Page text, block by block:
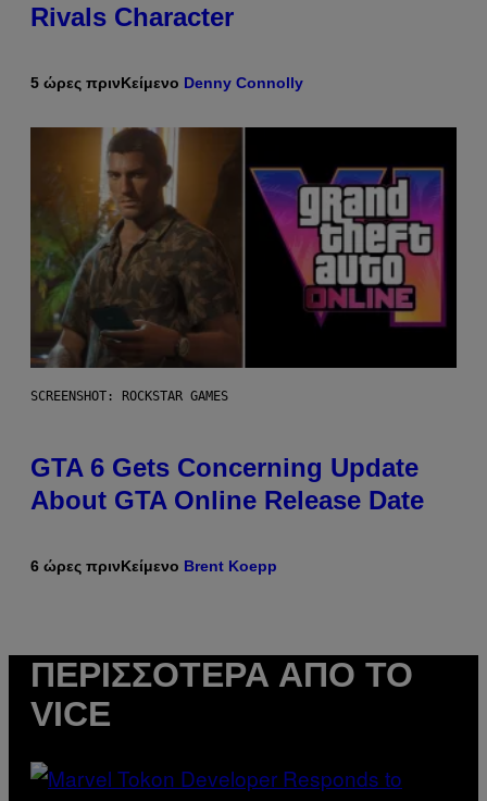
Rivals Character
5 ώρες πρινΚείμενο Denny Connolly
SCREENSHOT: ROCKSTAR GAMES
GTA 6 Gets Concerning Update
About GTA Online Release Date
6 ώρες πρινΚείμενο Brent Koepp
ΠΕΡΙΣΣΌΤΕΡΑ ΑΠΌ ΤΟ
VICE